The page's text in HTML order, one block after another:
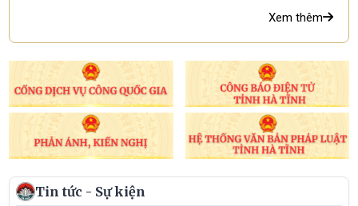
Xem thêm
Tin tức - Sự kiện